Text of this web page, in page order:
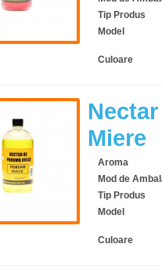
Tip Produs
Model
Culoare
Miere
Aroma
Mod de
Tip Produs
Model
Culoare